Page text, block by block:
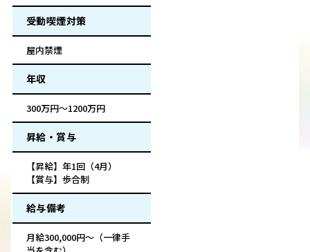
受動喫煙対策
屋内禁煙
年収
300万円～1200万円
昇給・賞与
【昇給】年1回（4月）
【賞与】歩合制
給与備考
月給300,000円～（一律手